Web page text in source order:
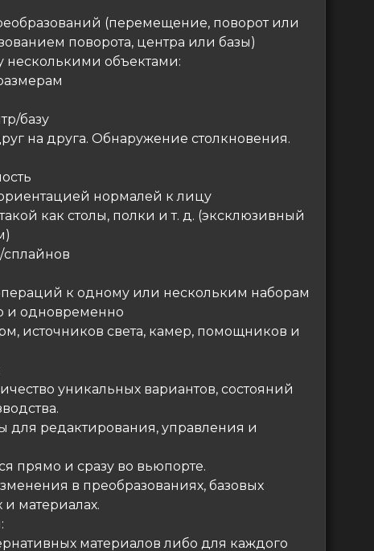
(перемещение, поворот или
поворота, центра или базы)
несколькими объектами:
базу
на друга. Обнаружение столкновения.
нормалей к лицу
как столы, полки и т. д. (эксклюзивный
сплайнов
к одному или нескольким наборам
и одновременно
источников света, камер, помощников и
уникальных вариантов, состояний
для редактирования, управления и
прямо и сразу во вьюпорте.
в преобразованиях, базовых
материалах.
материалов либо для каждого